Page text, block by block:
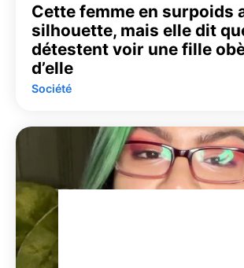
Cette femme en surpoids
silhouette, mais elle dit
détestent voir une fille
d’elle
Société